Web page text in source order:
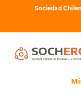
Sociedad